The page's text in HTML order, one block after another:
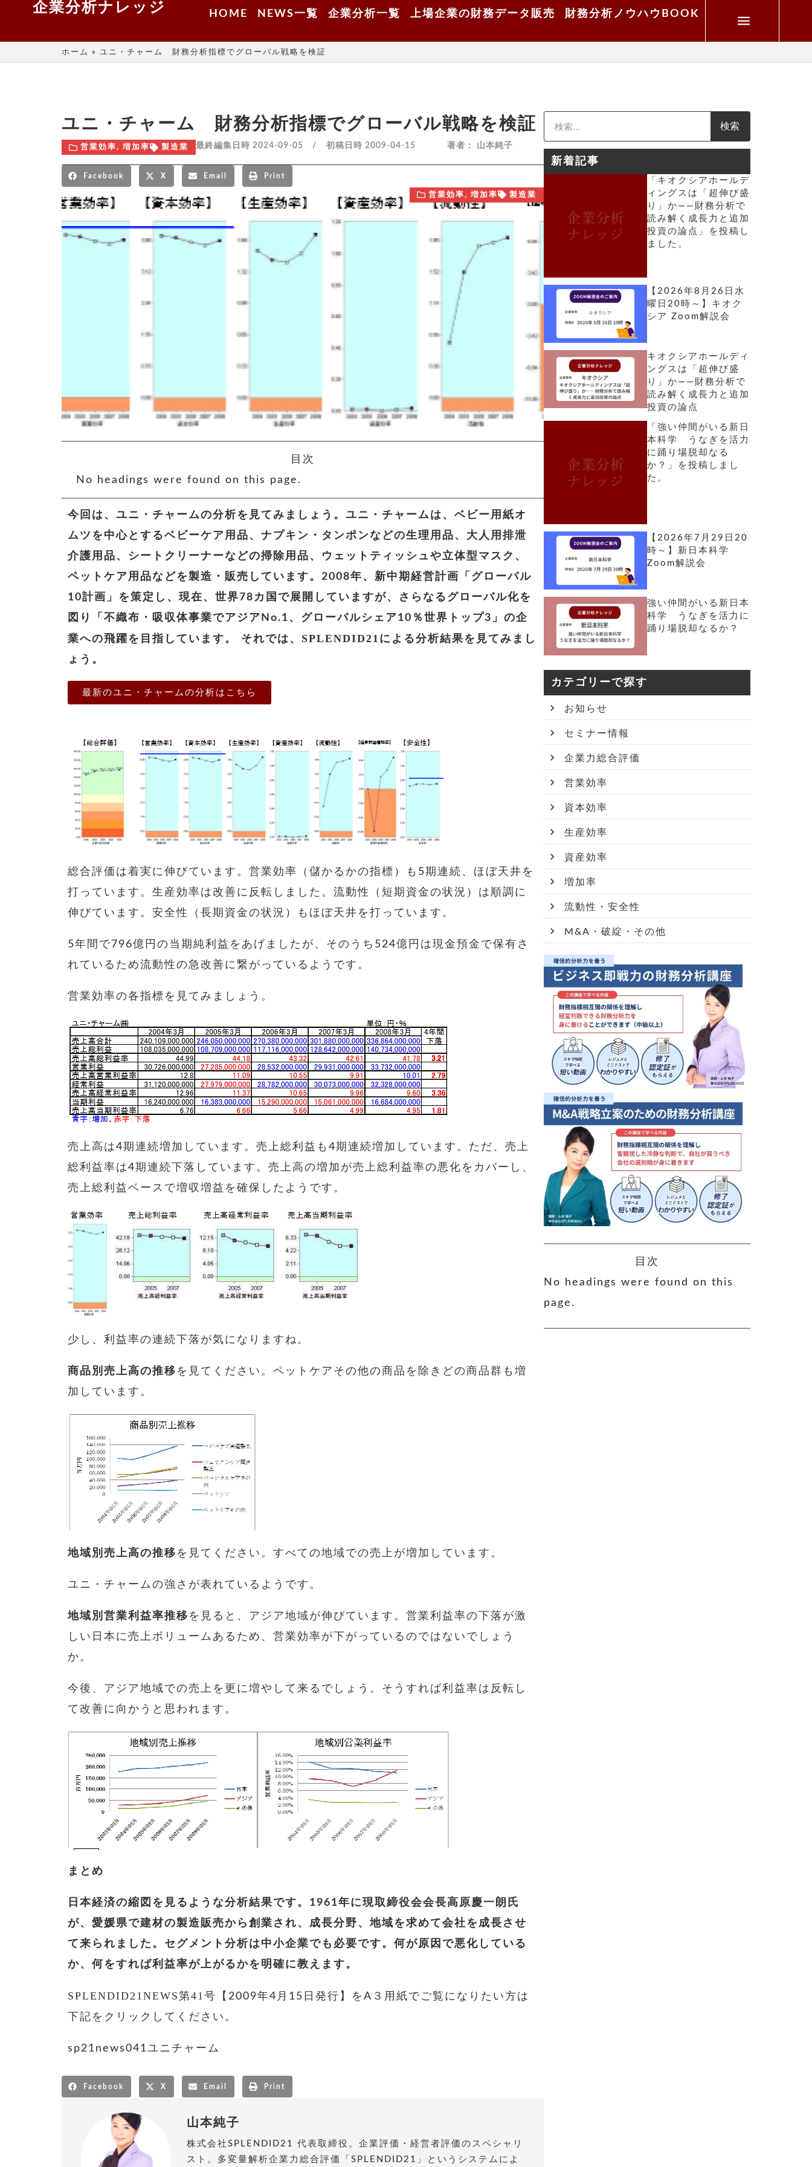
企業分析ナレッジ HOME NEWS一覧 企業分析一覧 上場企業の財務データ販売 財務分析ノウハウBOOK
ホーム » ユニ・チャーム 財務分析指標でグローバル戦略を検証
ユニ・チャーム 財務分析指標でグローバル戦略を検証
営業効率, 増加率 製造業 最終編集日時 2024-09-05 / 初稿日時 2009-04-15 著者： 山本純子
Facebook X Email Print
営業効率, 増加率 製造業
目次
No headings were found on this page.
今回は、ユニ・チャームの分析を見てみましょう。 ユニ・チャームは、ベビー用紙オ
ムツを中心とするベビーケア用品、ナプキン・タンポンなどの生理用品、大人用排泄
介護用品、シートクリーナーなどの掃除用品、ウェットティッシュや立体型マスク、
ペットケア用品などを製造・販売しています。2008年、新中期経営計画「グローバル
10計画」を策定し、現在、世界78カ国で展開していますが、さらなるグローバル化を
図り「不織布・吸収体事業でアジアNo.1、グローバルシェア10％世界トップ3」の企
業への飛躍を目指しています。
それでは、 SPLENDID21 による分析結果を見てみまし
ょう。
最新のユニ・チャームの分析はこちら
総合評価は着実に伸びています。営業効率（儲かるかの指標）も5期連続、ほぼ天井を
打っています。生産効率は改善に反転しました。流動性（短期資金の状況）は順調に
伸びています。安全性（長期資金の状況）もほぼ天井を打っています。
5年間で796億円の当期純利益をあげましたが、そのうち524億円は現金預金で保有さ
れているため流動性の急改善に繋がっているようです。
営業効率の各指標を見てみましょう。
売上高は4期連続増加しています。売上総利益も4期連続増加しています。ただ、売上
総利益率は4期連続下落しています。売上高の増加が売上総利益率の悪化をカバーし、
売上総利益ベースで増収増益を確保したようです。
少し、利益率の連続下落が気になりますね。
商品別売上高の推移 を見てください。ペットケアその他の商品を除きどの商品群も増
加しています。
地域別売上高の推移 を見てください。すべての地域での売上が増加しています。
ユニ・チャームの強さが表れているようです。
地域別営業利益率推移 を見ると、アジア地域が伸びています。営業利益率の下落が激
しい日本に売上ボリュームあるため、営業効率が下がっているのではないでしょう
か。
今後、アジア地域での売上を更に増やして来るでしょう。そうすれば利益率は反転し
て改善に向かうと思われます。
まとめ
日本経済の縮図を見るような分析結果です。 1961年に現取締役会会長高原慶一朗氏
が、愛媛県で建材の製造販売から創業され、成長分野、地域を求めて会社を成長させ
て来られました。セグメント分析は中小企業でも必要です。何が原因で悪化している
か、何をすれば利益率が上がるかを明確に教えます。
SPLENDID21NEWS第41号
【2009年4月15日発行】をA３用紙でご覧になりたい方は
下記をクリックしてください。
sp21news041ユニチャーム
Facebook X Email Print
山本純子
株式会社SPLENDID21 代表取締役。企業評価・経営者評価のスペシャリ
スト。多変量解析企業力総合評価「SPLENDID21」というシステムによ
検索
新着記事
「キオクシアホールデ
ィングスは「超伸び盛
り」か――財務分析で
読み解く成長力と追加
投資の論点」を投稿し
ました。
【2026年8月26日水
曜日20時～】キオク
シア Zoom解説会
キオクシアホールディ
ングスは「超伸び盛
り」か――財務分析で
読み解く成長力と追加
投資の論点
「強い仲間がいる新日
本科学 うなぎを活力
に踊り場脱却なる
か？」を投稿しまし
た。
【2026年7月29日20
時～】新日本科学
Zoom解説会
強い仲間がいる新日本
科学 うなぎを活力に
踊り場脱却なるか？
カテゴリーで探す
お知らせ
セミナー情報
企業力総合評価
営業効率
資本効率
生産効率
資産効率
増加率
流動性・安全性
M&A・破綻・その他
目次
No headings were found on this
page.